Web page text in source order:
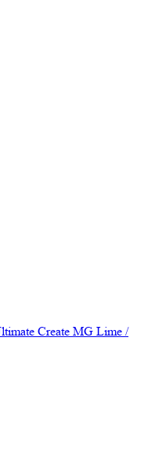
Create MG Lime /